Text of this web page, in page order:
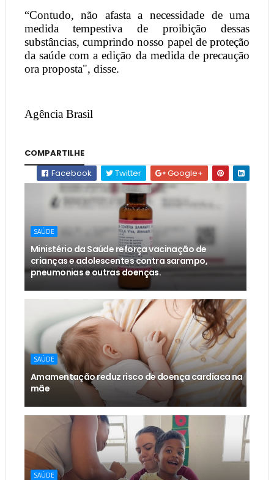
“Contudo, não afasta a necessidade de uma
medida tempestiva de proibição dessas
substâncias, cumprindo nosso papel de proteção
da saúde com a edição da medida de precaução
ora proposta", disse.
Agência Brasil
COMPARTILHE
Facebook
Twitter Google+
SAÚDE
Ministério da Saúde reforça vacinação de
crianças e adolescentes contra sarampo,
pneumonias e outras doenças.
SAÚDE
Amamentação reduz risco de doença cardíaca na
mãe
SAÚDE